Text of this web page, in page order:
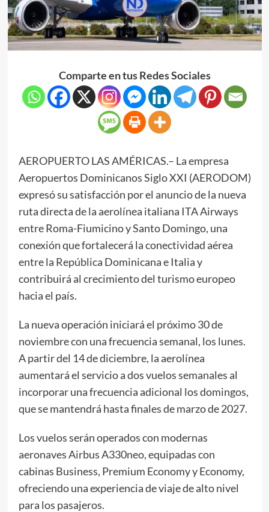
Comparte en tus Redes Sociales
AEROPUERTO LAS AMÉRICAS.– La empresa
Aeropuertos Dominicanos Siglo XXI (AERODOM)
expresó su satisfacción por el anuncio de la nueva
ruta directa de la aerolínea italiana ITA Airways
entre Roma-Fiumicino y Santo Domingo, una
conexión que fortalecerá la conectividad aérea
entre la República Dominicana e Italia y
contribuirá al crecimiento del turismo europeo
hacia el país.
La nueva operación iniciará el próximo 30 de
noviembre con una frecuencia semanal, los lunes.
A partir del 14 de diciembre, la aerolínea
aumentará el servicio a dos vuelos semanales al
incorporar una frecuencia adicional los domingos,
que se mantendrá hasta finales de marzo de 2027.
Los vuelos serán operados con modernas
aeronaves Airbus A330neo, equipadas con
cabinas Business, Premium Economy y Economy,
ofreciendo una experiencia de viaje de alto nivel
para los pasajeros.